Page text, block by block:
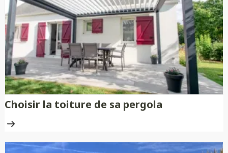
Choisir la toiture de sa pergola